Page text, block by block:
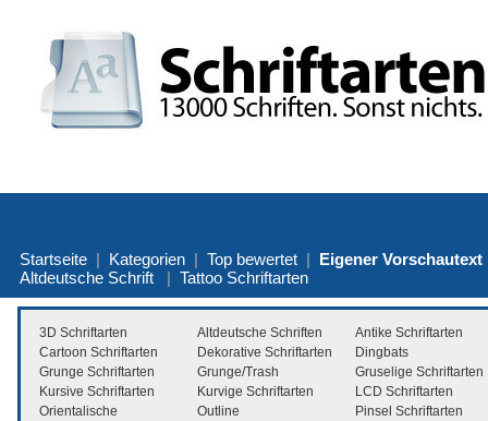
Startseite | Kategorien | Top bewertet | Eigener Vorschautext
Altdeutsche Schrift | Tattoo Schriftarten
3D Schriftarten Altdeutsche Schriften
Antike Schriftarten
Cartoon Schriftarten
Dekorative Schriftarten
Dingbats
Grunge Schriftarten
Grunge/Trash
Gruselige Schriftarten
Kursive Schriftarten
Kurvige Schriftarten
LCD Schriftarten
Orientalische
Outline
Pinsel Schriftarten